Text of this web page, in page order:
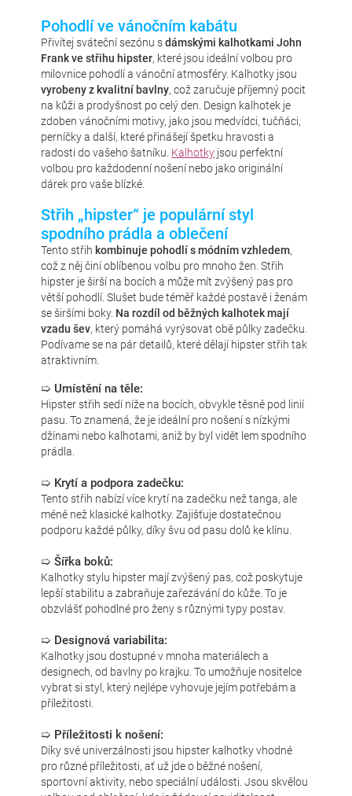
Pohodlí ve vánočním kabátu
Přivítej sváteční sezónu sdámskými kalhotkami John
Frank ve střihu hipster, které jsou ideální volbou pro
milovnice pohodlí a vánoční atmosféry. Kalhotky jsou
vyrobeny z kvalitní bavlny, což zaručuje příjemný pocit
na kůži a prodyšnost po celý den. Design kalhotek je
zdoben vánočními motivy, jako jsou medvídci, tučňáci,
perníčky a další, které přinášejí špetku hravosti a
radosti do vašeho šatníku. Kalhotky jsou perfektní
volbou pro každodenní nošení nebo jako originální
dárek pro vaše blízké.
Střih „hipster“ je populární styl
spodního prádla a oblečení
Tento střihkombinuje pohodlí s módním vzhledem,
což z něj činí oblíbenou volbu pro mnoho žen. Střih
hipster je širší na bocích a může mít zvýšený pas pro
větší pohodlí. Slušet bude téměř každé postavě i ženám
se širšími boky. Na rozdíl od běžných kalhotek mají
vzadu šev, který pomáhá vyrýsovat obě půlky zadečku.
Podívame se na pár detailů, které dělají hipster střih tak
atraktivním.
➯ Umístění na těle:
Hipster střih sedí níže na bocích, obvykle těsně pod linií
pasu. To znamená, že je ideální pro nošení s nízkými
džínami nebo kalhotami, aniž by byl vidět lem spodního
prádla.
➯ Krytí a podpora zadečku:
Tento střih nabízí více krytí na zadečku než tanga, ale
méně než klasické kalhotky. Zajišťuje dostatečnou
podporu každé půlky, díky švu od pasu dolů ke klínu.
➯ Šířka boků:
Kalhotky stylu hipster mají zvýšený pas, což poskytuje
lepší stabilitu a zabraňuje zařezávání do kůže. To je
obzvlášť pohodlné pro ženy s různými typy postav.
➯ Designová variabilita:
Kalhotky jsou dostupné v mnoha materiálech a
designech, od bavlny po krajku. To umožňuje nositelce
vybrat si styl, který nejlépe vyhovuje jejím potřebám a
příležitosti.
➯ Příležitosti k nošení:
Díky své univerzálnosti jsou hipster kalhotky vhodné
pro různé příležitosti, ať už jde o běžné nošení,
sportovní aktivity, nebo speciální události. Jsou skvělou